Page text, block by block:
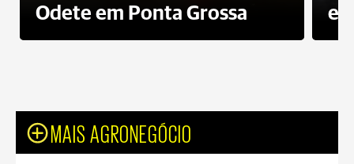
Odete em Ponta Grossa
e
MAIS AGRONEGÓCIO